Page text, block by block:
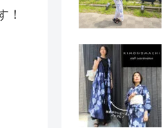
！